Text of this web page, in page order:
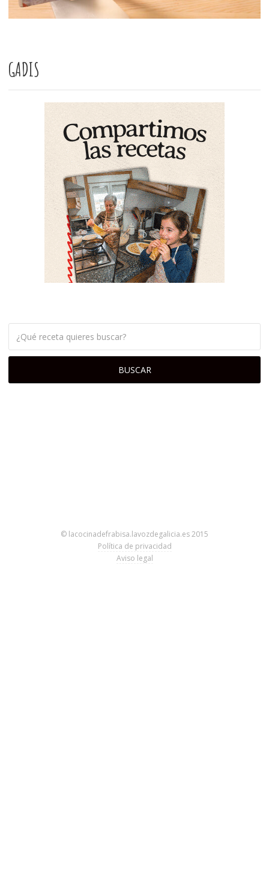
GADIS
© lacocinadefrabisa.lavozdegalicia.es 2015
Política de privacidad
Aviso legal